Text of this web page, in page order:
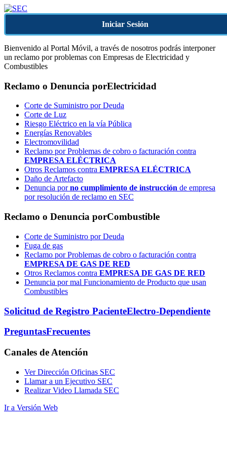
Iniciar Sesión
Bienvenido al Portal Móvil, a través de nosotros podrás interponer
un reclamo por problemas con Empresas de Electricidad y
Combustibles
Reclamo o Denuncia porElectricidad
Corte de Suministro por Deuda
Corte de Luz
Riesgo Eléctrico en la vía Pública
Energías Renovables
Electromovilidad
Reclamo por Problemas de cobro o facturación contra
EMPRESA ELÉCTRICA
Otros Reclamos contra EMPRESA ELÉCTRICA
Daño de Artefacto
Denuncia porno cumplimiento de instrucción de empresa
por resolución de reclamo en SEC
Reclamo o Denuncia porCombustible
Corte de Suministro por Deuda
Fuga de gas
Reclamo por Problemas de cobro o facturación contra
EMPRESA DE GAS DE RED
Otros Reclamos contra EMPRESA DE GAS DE RED
Denuncia por mal Funcionamiento de Producto que usan
Combustibles
Solicitud de Registro PacienteElectro-Dependiente
PreguntasFrecuentes
Canales de Atención
Ver Dirección Oficinas SEC
Llamar a un Ejecutivo SEC
Realizar Video Llamada SEC
Ir a Versión Web